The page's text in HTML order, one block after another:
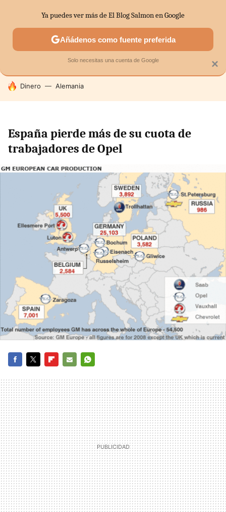
SECTORES ECONOMÍA DOMÉSTICA MERCADOS
HOY SE HABLA DE
Dinero Alemania
España pierde más de su cuota de
trabajadores de Opel
MAIL
×
Ya puedes ver más de El Blog Salmon en Google
Añádenos como fuente preferida
Solo necesitas una cuenta de Google